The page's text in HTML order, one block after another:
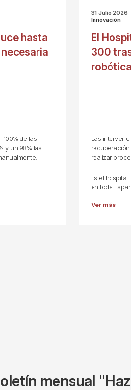
hasta
100% de las
y un 98% las
31 Julio 2026
Innovación
El
300
robótica
Las
recuperación
realizar
Es el
en toda
Ver más
mensual